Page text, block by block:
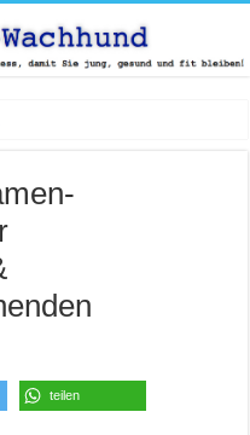
teilen